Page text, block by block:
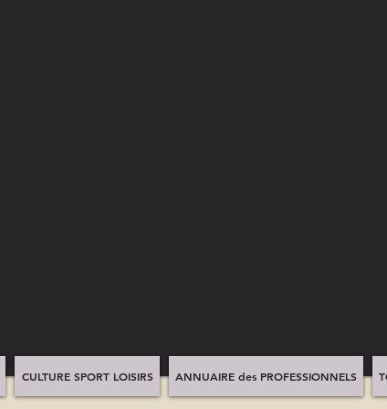
CULTURE SPORT LOISIRS ANNUAIRE des PROFESSIONNELS